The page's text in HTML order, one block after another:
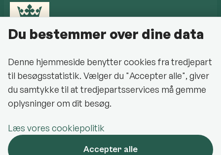
Cookiepolitik
Oplev Halsnæs på Facebook
Du bestemmer over dine data
Denne hjemmeside benytter cookies fra tredjepart
til besøgsstatistik. Vælger du "Accepter alle", giver
du samtykke til at tredjepartsservices må gemme
oplysninger om dit besøg.
Læs vores cookiepolitik
Accepter alle